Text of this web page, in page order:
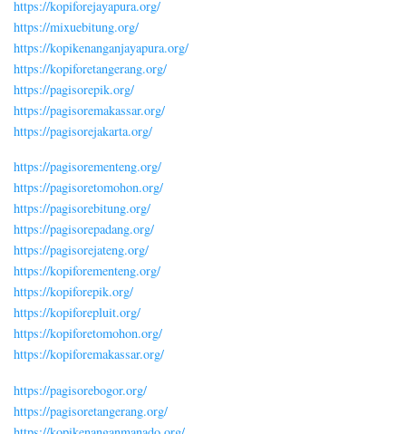
https://kopiforejayapura.org/
https://mixuebitung.org/
https://kopikenanganjayapura.org/
https://kopiforetangerang.org/
https://pagisorepik.org/
https://pagisoremakassar.org/
https://pagisorejakarta.org/
https://pagisorementeng.org/
https://pagisoretomohon.org/
https://pagisorebitung.org/
https://pagisorepadang.org/
https://pagisorejateng.org/
https://kopiforementeng.org/
https://kopiforepik.org/
https://kopiforepluit.org/
https://kopiforetomohon.org/
https://kopiforemakassar.org/
https://pagisorebogor.org/
https://pagisoretangerang.org/